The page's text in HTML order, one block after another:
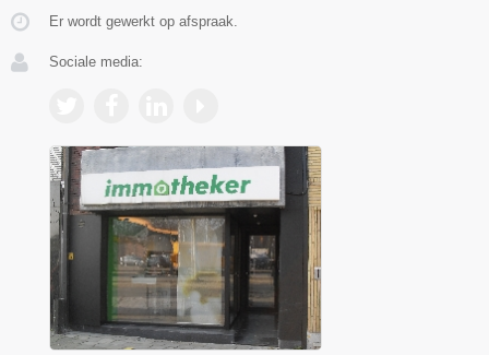
Er wordt gewerkt op afspraak.
Sociale media: